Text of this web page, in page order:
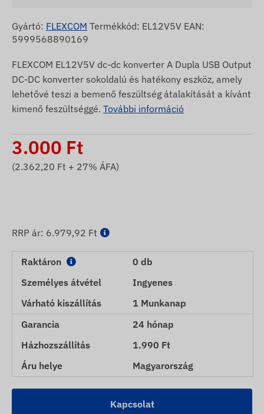
Gyártó: FLEXCOM Termékkód: EL12V5V EAN:
5999568890169
FLEXCOM EL12V5V dc-dc konverter A Dupla USB Output
DC-DC konverter sokoldalú és hatékony eszköz, amely
lehetővé teszi a bemenő feszültség átalakítását a kívánt
kimenő feszültséggé. További információ
3.000 Ft
(2.362,20 Ft + 27% ÁFA)
RRP ár: 6.979,92 Ft
Raktáron
0 db
Személyes átvétel
Ingyenes
Várható kiszállítás
1 Munkanap
Garancia
24 hónap
Házhozszállítás
1.990 Ft
Áru helye
Magyarország
Kapcsolat